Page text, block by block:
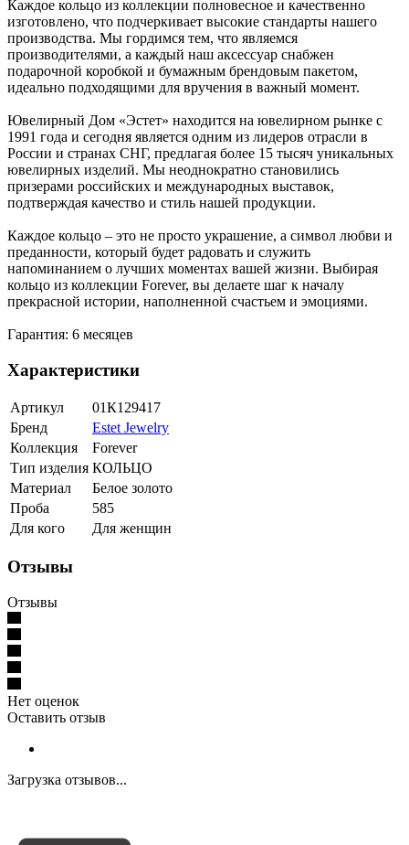
Каждое кольцо из коллекции полновесное и качественно
изготовлено, что подчеркивает высокие стандарты нашего
производства. Мы гордимся тем, что являемся
производителями, а каждый наш аксессуар снабжен
подарочной коробкой и бумажным брендовым пакетом,
идеально подходящими для вручения в важный момент.
Ювелирный Дом «Эстет» находится на ювелирном рынке с
1991 года и сегодня является одним из лидеров отрасли в
России и странах СНГ, предлагая более 15 тысяч уникальных
ювелирных изделий. Мы неоднократно становились
призерами российских и международных выставок,
подтверждая качество и стиль нашей продукции.
Каждое кольцо – это не просто украшение, а символ любви и
преданности, который будет радовать и служить
напоминанием о лучших моментах вашей жизни. Выбирая
кольцо из коллекции Forever, вы делаете шаг к началу
прекрасной истории, наполненной счастьем и эмоциями.
Гарантия: 6 месяцев
Характеристики
Артикул
01К129417
Бренд
Estet Jewelry
Коллекция
Forever
Тип изделия КОЛЬЦО
Материал
Белое золото
Проба
585
Для кого
Для женщин
Отзывы
Отзывы
Нет оценок
Оставить отзыв
Загрузка отзывов...